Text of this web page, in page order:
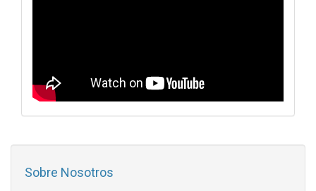
Sobre Nosotros